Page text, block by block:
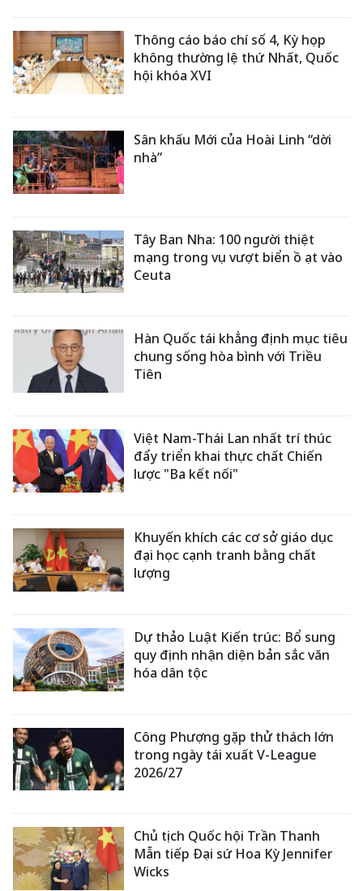
Thông cáo báo chí số 4, Kỳ họp
không thường lệ thứ Nhất, Quốc
hội khóa XVI
Sân khấu Mới của Hoài Linh “dời
nhà”
Tây Ban Nha: 100 người thiệt
mạng trong vụ vượt biển ồ ạt vào
Ceuta
Hàn Quốc tái khẳng định mục tiêu
chung sống hòa bình với Triều
Tiên
Việt Nam-Thái Lan nhất trí thúc
đẩy triển khai thực chất Chiến
lược "Ba kết nối"
Khuyến khích các cơ sở giáo dục
đại học cạnh tranh bằng chất
lượng
Dự thảo Luật Kiến trúc: Bổ sung
quy định nhận diện bản sắc văn
hóa dân tộc
Công Phượng gặp thử thách lớn
trong ngày tái xuất V-League
2026/27
Chủ tịch Quốc hội Trần Thanh
Mẫn tiếp Đại sứ Hoa Kỳ Jennifer
Wicks